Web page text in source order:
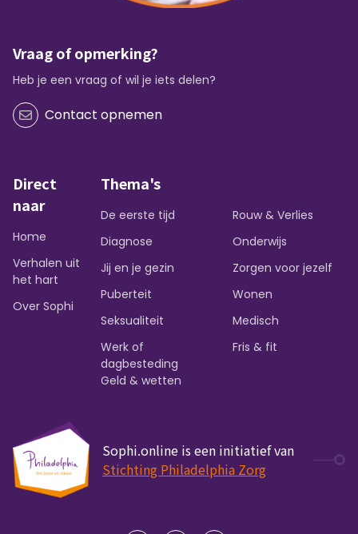
Vraag of opmerking?
Heb je een vraag of wil je iets delen?
Contact opnemen
Direct
naar
Home
Verhalen uit
het hart
Over Sophi
Thema's
De eerste tijd
Diagnose
Jij en je gezin
Puberteit
Seksualiteit
Werk of
dagbesteding
Rouw & Verlies
Onderwijs
Zorgen voor jezelf
Wonen
Medisch
Fris & fit
Geld & wetten
Sophi.online is een initiatief van
Stichting Philadelphia Zorg